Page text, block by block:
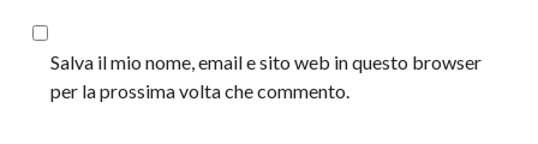
Salva il mio nome, email e sito web in questo browser
per la prossima volta che commento.